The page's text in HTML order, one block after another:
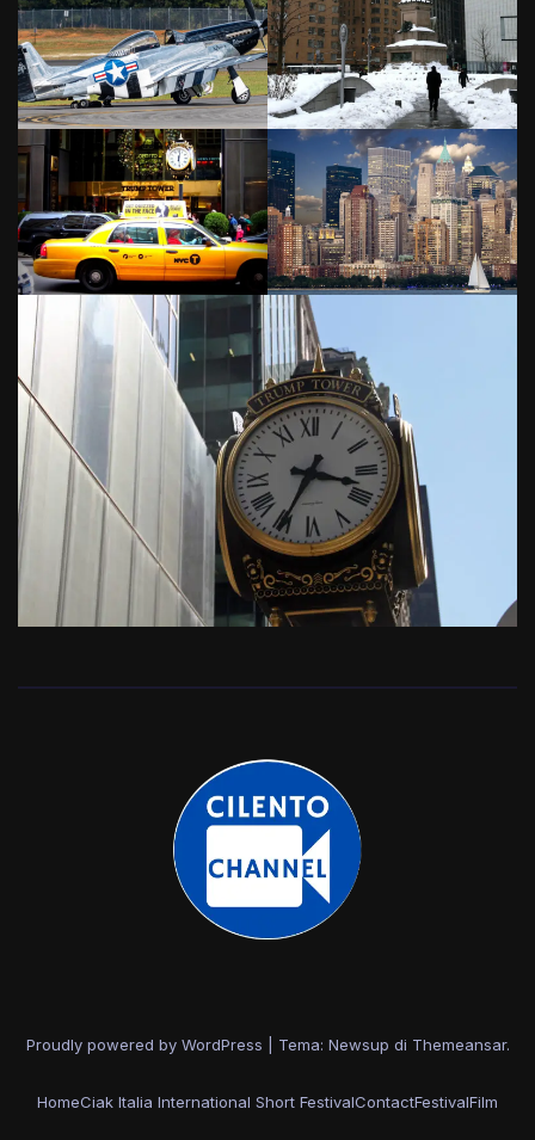
Proudly powered by WordPress Tema: Newsup di Themeansar.
HomeCiak Italia International Short FestivalContactFestivalFilm